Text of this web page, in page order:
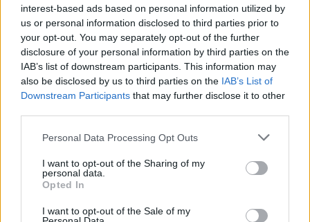
interest-based ads based on personal information utilized by
us or personal information disclosed to third parties prior to
your opt-out. You may separately opt-out of the further
disclosure of your personal information by third parties on the
IAB’s list of downstream participants. This information may
also be disclosed by us to third parties on the IAB’s List of
Downstream Participants that may further disclose it to other
Personal Data Processing Opt Outs
I want to opt-out of the Sharing of my
personal data.
Opted In
I want to opt-out of the Sale of my
Hřbitov pod korunami hagenií, kde jsou pohřbeny jak gorily, tak
Dian Fosseyová.
Licence | Všechna práva vyhrazena. Další šíření je možné jen se souhlasem
autora
Foto |Jan Stejskal /Zoo Dvůr Králové
Tady si v chatce Fosseyová každý večer psala poznámky ze
setkání s gorilami a sbírala informace pro svůj výzkum.
překročila neviditelnou hranici mezi člověkem a lidoopem.
Peanuts a Digit
Gorily, pronásledovány pytláky, před každým člověkem
se k nim přiblížit. Po deseti měsících však přišla první